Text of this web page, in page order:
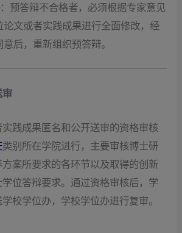
：预答辩不合格者，必须根据专家意见
论文或者实践成果进行全面修改，经
后，重新组织预答辩。
审
践成果匿名和公开送审的资格审核
类别所在学院进行，主要审核博士研
案所要求的各环节以及取得的创新
位答辩要求。通过资格审核后，学
校学位办，学校学位办进行复审。